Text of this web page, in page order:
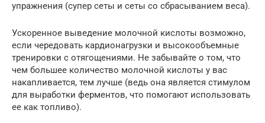
упражнения (супер сеты и сеты со сбрасыванием веса).
Ускоренное выведение молочной кислоты возможно,
если чередовать кардионагрузки и высокообъемные
тренировки с отягощениями. Не забывайте о том, что
чем большее количество молочной кислоты у вас
накапливается, тем лучше (ведь она является стимулом
для выработки ферментов, что помогают использовать
ее как топливо).